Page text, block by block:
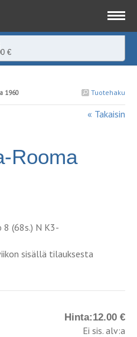
€
Tuotehaku
1960
« Takaisin
Rooma
(68s.) N K3-
sisällä tilauksesta
Hinta:12.00 €
Ei sis. alv:a